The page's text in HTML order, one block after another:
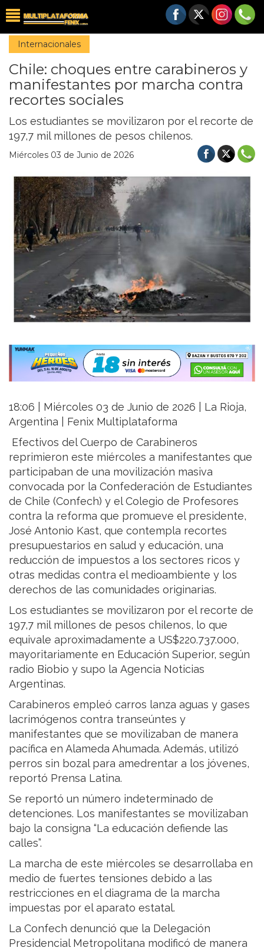
Internacionales
Chile: choques entre carabineros y
manifestantes por marcha contra
recortes sociales
Los estudiantes se movilizaron por el recorte de
197,7 mil millones de pesos chilenos.
Miércoles 03 de Junio de 2026
18:06 | Miércoles 03 de Junio de 2026 | La Rioja,
Argentina | Fenix Multiplataforma
Efectivos del Cuerpo de Carabineros
reprimieron este miércoles a manifestantes que
participaban de una movilización masiva
convocada por la Confederación de Estudiantes
de Chile (Confech) y el Colegio de Profesores
contra la reforma que promueve el presidente,
José Antonio Kast, que contempla recortes
presupuestarios en salud y educación, una
reducción de impuestos a los sectores ricos y
otras medidas contra el medioambiente y los
derechos de las comunidades originarias.
Los estudiantes se movilizaron por el recorte de
197,7 mil millones de pesos chilenos, lo que
equivale aproximadamente a US$220.737.000,
mayoritariamente en Educación Superior, según
radio Biobio y supo la Agencia Noticias
Argentinas.
Carabineros empleó carros lanza aguas y gases
lacrimógenos contra transeúntes y
manifestantes que se movilizaban de manera
pacífica en Alameda Ahumada. Además, utilizó
perros sin bozal para amedrentar a los jóvenes,
reportó Prensa Latina.
Se reportó un número indeterminado de
detenciones. Los manifestantes se movilizaban
bajo la consigna “La educación defiende las
calles”.
La marcha de este miércoles se desarrollaba en
medio de fuertes tensiones debido a las
restricciones en el diagrama de la marcha
impuestas por el aparato estatal.
La Confech denunció que la Delegación
Presidencial Metropolitana modificó de manera